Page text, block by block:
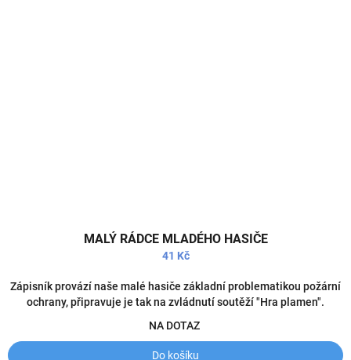
hodnocení
produktu
5,0
z
hvězdiček.
MALÝ RÁDCE MLADÉHO HASIČE
41 Kč
Zápisník provází naše malé hasiče základní problematikou požární
ochrany, připravuje je tak na zvládnutí soutěží "Hra plamen".
NA DOTAZ
Do košíku